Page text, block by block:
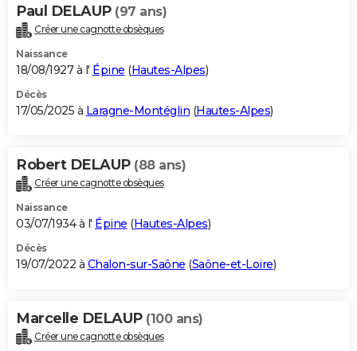
Bricolage
Lifestyle
Culture
Sport
Auto
Television
Voyage
Cinema
Paul DELAUP (97 ans)
Créer une cagnotte obsèques
Naissance
18/08/1927 à l' Épine (Hautes-Alpes)
Décès
17/05/2025 à Laragne-Montéglin (Hautes-Alpes)
Robert DELAUP (88 ans)
Créer une cagnotte obsèques
Naissance
03/07/1934 à l' Épine (Hautes-Alpes)
Décès
19/07/2022 à Chalon-sur-Saône (Saône-et-Loire)
Marcelle DELAUP (100 ans)
Créer une cagnotte obsèques